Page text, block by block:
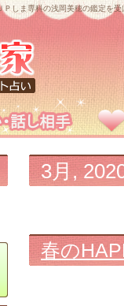
Ｐしま専科の浅岡美穂の鑑定
3月,
春の